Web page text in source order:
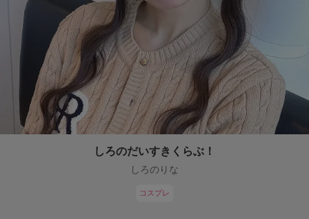
しろのだいすきくらぶ！
しろのりな
コスプレ